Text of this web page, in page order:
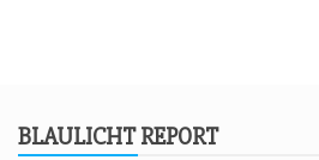
BLAU­LICHT REPORT